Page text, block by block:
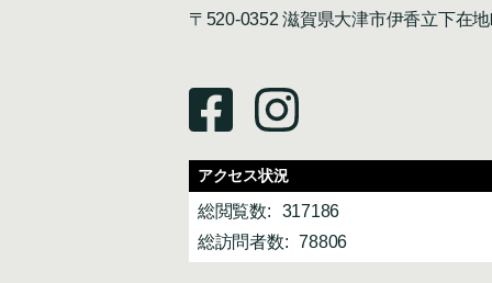
〒520-0352 滋賀県大津市伊香立下在
アクセス状況
総閲覧数:
317186
総訪問者数:
78806